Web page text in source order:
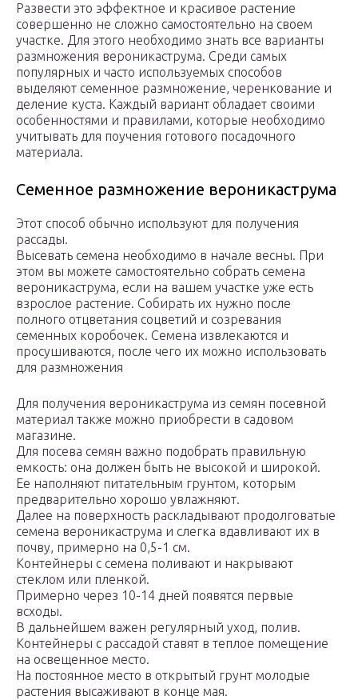
Развести это эффектное и красивое растение
совершенно не сложно самостоятельно на своем
участке. Для этого необходимо знать все варианты
размножения вероникаструма. Среди самых
популярных и часто используемых способов
выделяют семенное размножение, черенкование и
деление куста. Каждый вариант обладает своими
особенностями и правилами, которые необходимо
учитывать для поучения готового посадочного
материала.
Семенное размножение вероникаструма
Этот способ обычно используют для получения
рассады.
Высевать семена необходимо в начале весны. При
этом вы можете самостоятельно собрать семена
вероникаструма, если на вашем участке уже есть
взрослое растение. Собирать их нужно после
полного отцветания соцветий и созревания
семенных коробочек. Семена извлекаются и
просушиваются, после чего их можно использовать
для размножения
Для получения вероникаструма из семян посевной
материал также можно приобрести в садовом
магазине.
Для посева семян важно подобрать правильную
емкость: она должен быть не высокой и широкой.
Ее наполняют питательным грунтом, которым
предварительно хорошо увлажняют.
Далее на поверхность раскладывают продолговатые
семена вероникаструма и слегка вдавливают их в
почву, примерно на 0,5-1 см.
Контейнеры с семена поливают и накрывают
стеклом или пленкой.
Примерно через 10-14 дней появятся первые
всходы.
В дальнейшем важен регулярный уход, полив.
Контейнеры с рассадой ставят в теплое помещение
на освещенное место.
На постоянное место в открытый грунт молодые
растения высаживают в конце мая.